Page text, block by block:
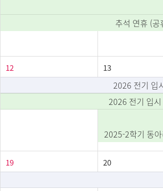
추석 연휴 (공
12 13
2026 전기 입
2026 전기 입
19 20